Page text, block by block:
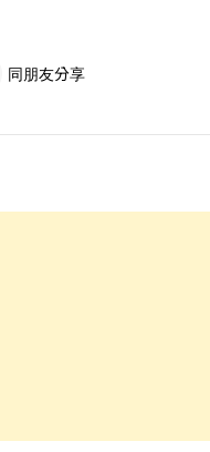
同朋友分享